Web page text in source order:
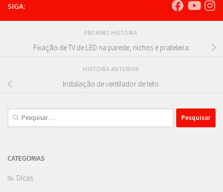
SIGA:
PRÓXIMO HISTÓRIA
Fixação de TV de LED na parede, nichos e prateleira.
HISTÓRIA ANTERIOR
Instalação de ventilador de teto.
Pesquisar
por:
CATEGORIAS
Dicas